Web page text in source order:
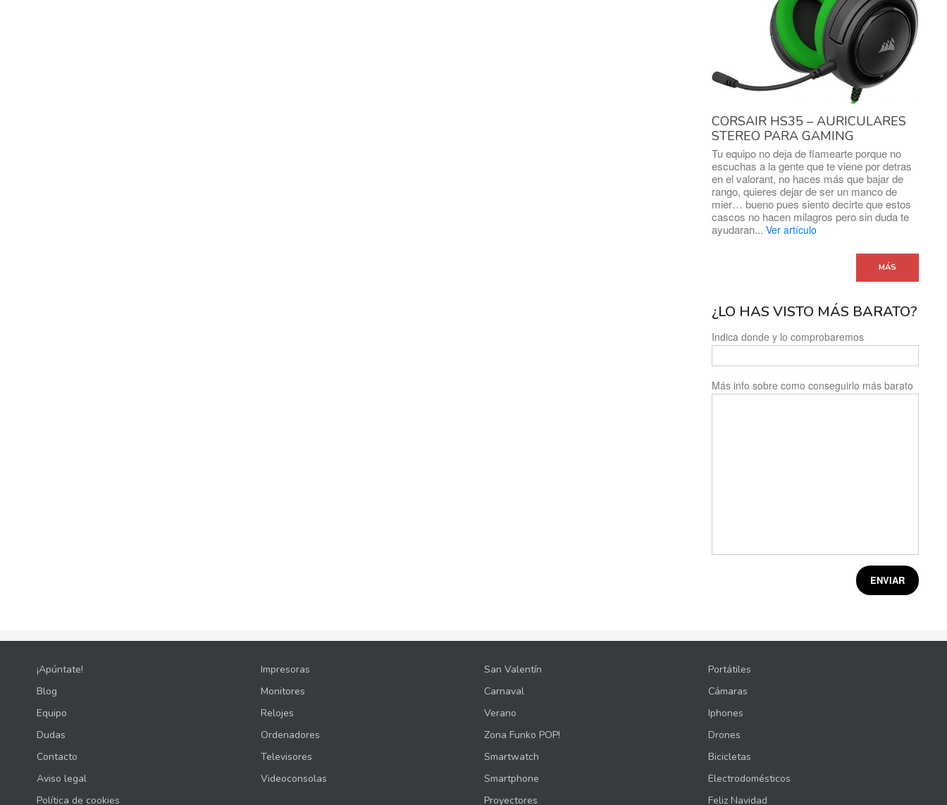
CORSAIR HS35 – AURICULARES
STEREO PARA GAMING
Tu equipo no deja de flamearte porque no
escuchas a la gente que te viene por detras
en el valorant, no haces más que bajar de
rango, quieres dejar de ser un manco de
mier… bueno pues siento decirte que estos
cascos no hacen milagros pero sin duda te
ayudaran...Ver artículo
MÁS
¿LO HAS VISTO MÁS BARATO?
Indica donde y lo comprobaremos
Más info sobre como conseguirlo más barato
¡Apúntate!
Blog
Equipo
Dudas
Contacto
Aviso legal
Política de cookies
Impresoras
Monitores
Relojes
Ordenadores
Televisores
Videoconsolas
San Valentín
Carnaval
Verano
Zona Funko POP!
Smartwatch
Smartphone
Proyectores
Portátiles
Cámaras
Iphones
Drones
Bicicletas
Electrodomésticos
Feliz Navidad